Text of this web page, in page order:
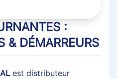
:
& DÉMARREURS
est distributeur